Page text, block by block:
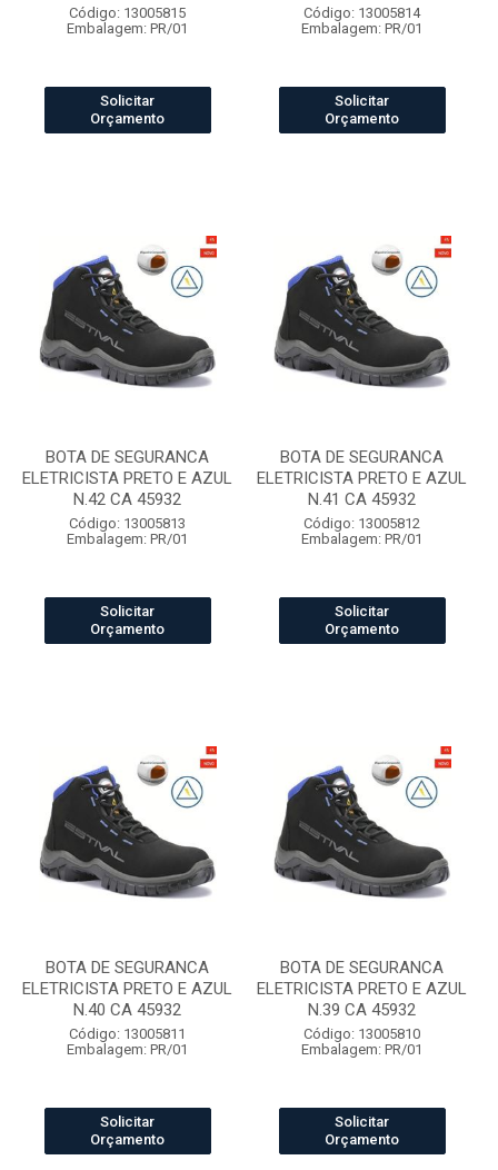
Código: 13005815
Embalagem: PR/01
Solicitar
Orçamento
Código: 13005814
Embalagem: PR/01
Solicitar
Orçamento
BOTA DE SEGURANCA
ELETRICISTA PRETO E AZUL
N.42 CA 45932
Código: 13005813
Embalagem: PR/01
Solicitar
Orçamento
BOTA DE SEGURANCA
ELETRICISTA PRETO E AZUL
N.41 CA 45932
Código: 13005812
Embalagem: PR/01
Solicitar
Orçamento
BOTA DE SEGURANCA
ELETRICISTA PRETO E AZUL
N.40 CA 45932
Código: 13005811
Embalagem: PR/01
Solicitar
Orçamento
BOTA DE SEGURANCA
ELETRICISTA PRETO E AZUL
N.39 CA 45932
Código: 13005810
Embalagem: PR/01
Solicitar
Orçamento